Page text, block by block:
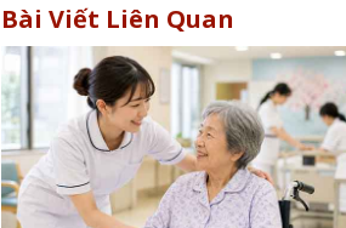
Bài Viết Liên Quan